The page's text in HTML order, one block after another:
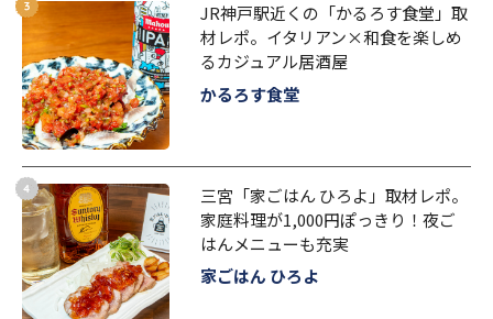
JR神戸駅近くの「かるろす食堂」取
材レポ。イタリアン×和食を楽しめ
るカジュアル居酒屋
かるろす食堂
三宮「家ごはん ひろよ」取材レポ。
家庭料理が1,000円ぽっきり！夜ご
はんメニューも充実
家ごはん ひろよ